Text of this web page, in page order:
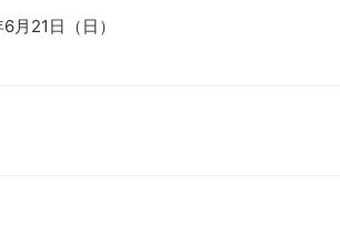
21日（日）